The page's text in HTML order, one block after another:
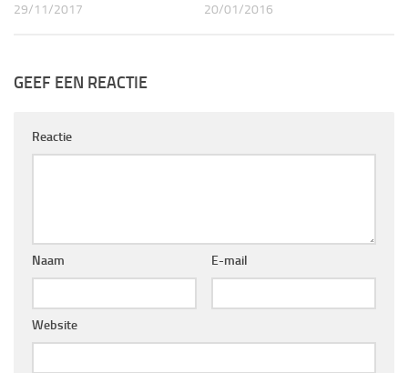
29/11/2017 20/01/2016
GEEF EEN REACTIE
Reactie
Naam E-mail
Website